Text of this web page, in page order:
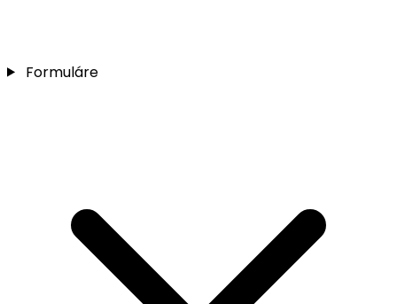
Formuláre